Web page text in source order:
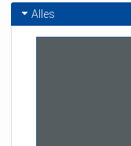
Alles